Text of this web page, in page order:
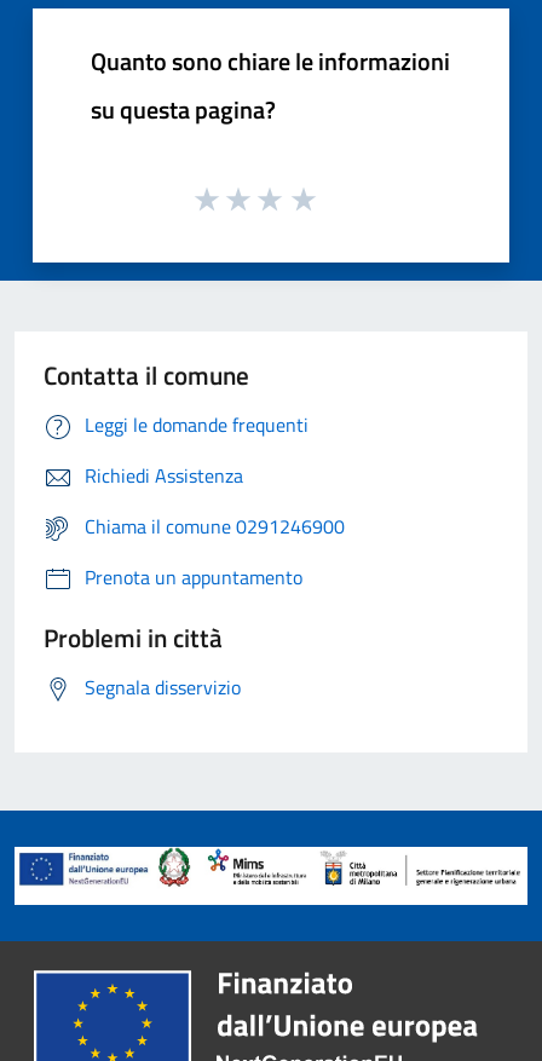
Quanto sono chiare le informazioni
su questa pagina?
Contatta il comune
Leggi le domande frequenti
Richiedi Assistenza
Chiama il comune 0291246900
Prenota un appuntamento
Problemi in città
Segnala disservizio